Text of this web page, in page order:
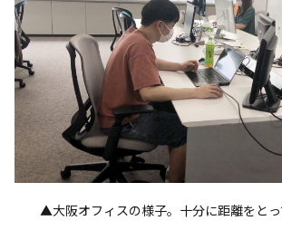
▲大阪オフィスの様子。十分に距離をとっ